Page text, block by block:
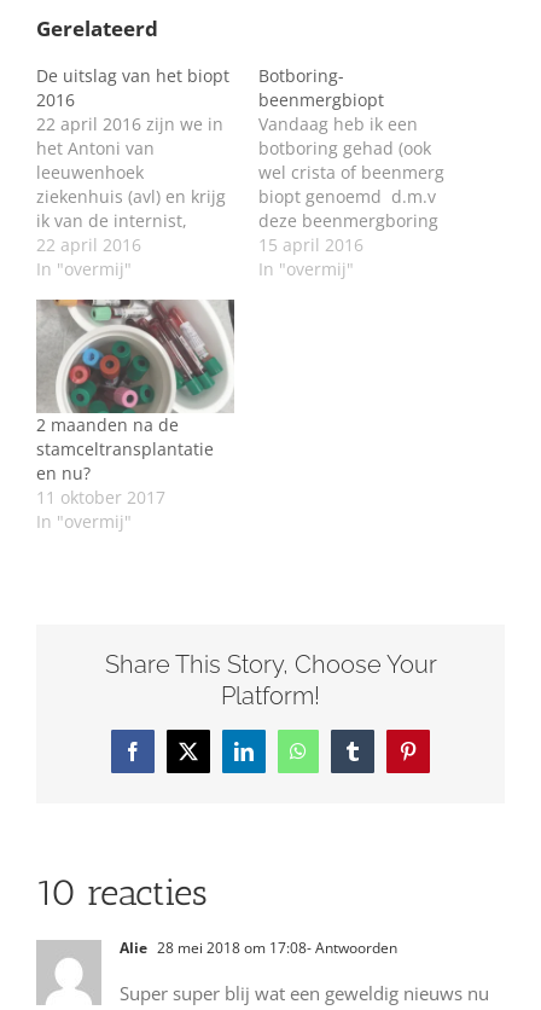
Gerelateerd
De uitslag van het biopt
2016
22 april 2016 zijn we in
het Antoni van
leeuwenhoek
ziekenhuis (avl) en krijg
ik van de internist,
dr.van Leerdam te
horen dat er na
botboring een nieuwe
kanker is gevonden
t.w.een plasmacytoom
in het darmbeen, met
de vermelding dat als
deze op meer plaatsen
wordt gevonden…
22 april 2016
In "overmij"
Botboring-
beenmergbiopt
Vandaag heb ik een
botboring gehad (ook
wel crista of beenmerg
biopt genoemd d.m.v
deze beenmergboring
kan in het laboratorium
worden vastgesteld of
15 april 2016
In "overmij"
2 maanden na de
stamceltransplantatie
en nu?
11 oktober 2017
In "overmij"
Share This Story, Choose Your
Platform!
Facebook
X LinkedInWhatsAppTumblrPinterest
10 reacties
Alie 28 mei 2018 om 17:08- Antwoorden
Super super blij wat een geweldig nieuws nu